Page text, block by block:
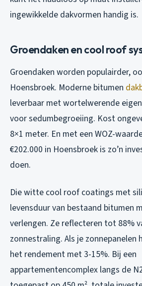
ingewikkelde dakvormen handig is.
Groendaken en cool roof
Groendaken worden populairder,
Hoensbroek. Moderne bitumen
leverbaar met wortelwerende
voor sedumbegroeiing. Kost
8×1 meter. En met een WOZ-
€202.000 in Hoensbroek is zo’n
doen.
Die witte cool roof coatings met
levensduur van bestaand bitumen
verlengen. Ze reflecteren tot 88%
zonnestraling. Als je
het rendement met 3-15%. Bij een
appartementencomplex langs de